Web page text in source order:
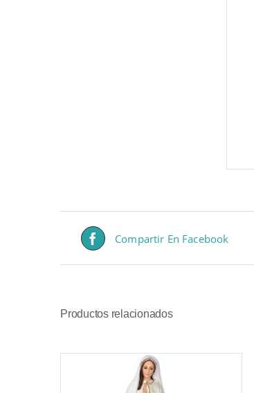
Compartir En Facebook
Productos relacionados